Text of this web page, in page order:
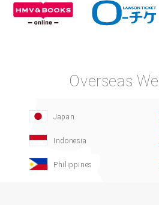
Overseas
Japan
Indonesia
Philippines